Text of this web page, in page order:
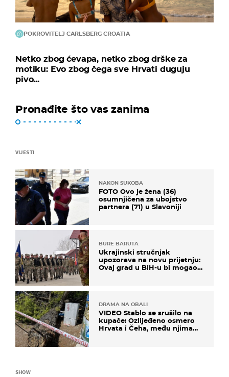
POKROVITELJ CARLSBERG CROATIA
Netko zbog ćevapa, netko zbog drške za
motiku: Evo zbog čega sve Hrvati duguju
pivo...
Pronađite što vas zanima
VIJESTI
NAKON SUKOBA
FOTO Ovo je žena (36)
osumnjičena za ubojstvo
partnera (71) u Slavoniji
BURE BARUTA
Ukrajinski stručnjak
upozorava na novu prijetnju:
Ovaj grad u BiH-u bi mogao
DRAMA NA OBALI
VIDEO Stablo se srušilo na
kupače: Ozlijeđeno osmero
Hrvata i Čeha, među njima
SHOW